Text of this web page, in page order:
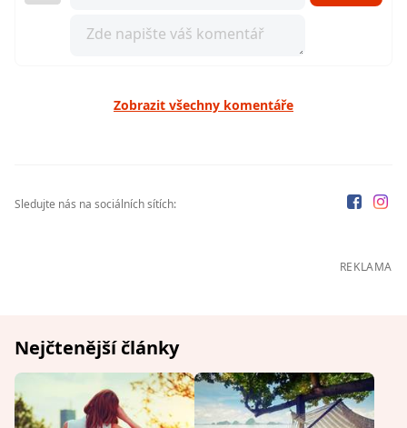
Zobrazit všechny komentáře
Sledujte nás na sociálních sítích:
REKLAMA
Nejčtenější články